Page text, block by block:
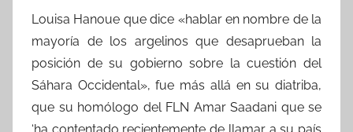
Louisa Hanoue que dice «hablar en nombre de la
mayoría de los argelinos que desaprueban la
posición de su gobierno sobre la cuestión del
Sáhara Occidental», fue más allá en su diatriba,
que su homólogo del FLN Amar Saadani que se